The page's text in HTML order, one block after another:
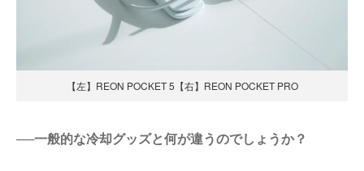
【左】REON POCKET 5【右】REON POCKET PRO
──一般的な冷却グッズと何が違うのでしょうか？